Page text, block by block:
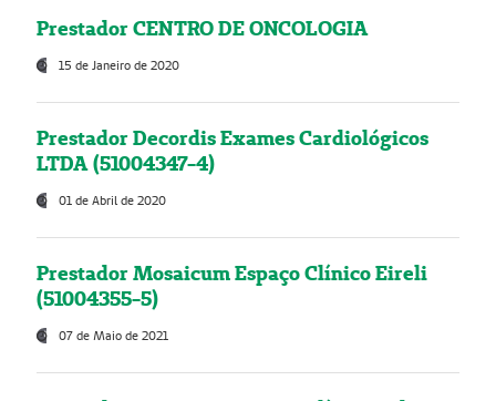
Prestador CENTRO DE ONCOLOGIA
15 de Janeiro de 2020
Prestador Decordis Exames Cardiológicos
LTDA (51004347-4)
01 de Abril de 2020
Prestador Mosaicum Espaço Clínico Eireli
(51004355-5)
07 de Maio de 2021